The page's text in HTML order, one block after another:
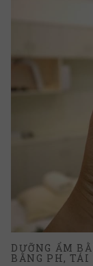
DƯỠNG ẨM
BẰNG PH, TÁI